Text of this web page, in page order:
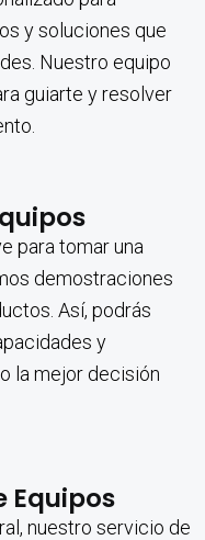
y soluciones que
Nuestro equipo
guiarte y resolver
para tomar una
demostraciones
Así, podrás
y
la mejor decisión
Equipos
nuestro servicio de